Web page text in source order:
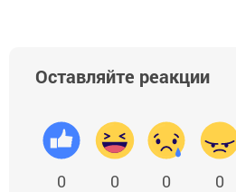
Оставляйте реакции
0 0 0 0